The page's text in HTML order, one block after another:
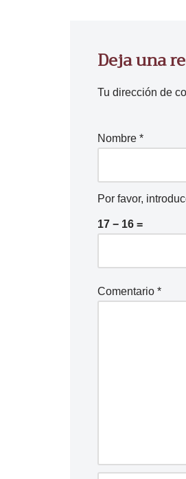
Deja una
Tu dirección de
Nombre *
Por favor,
17 − 16 =
Comentario *